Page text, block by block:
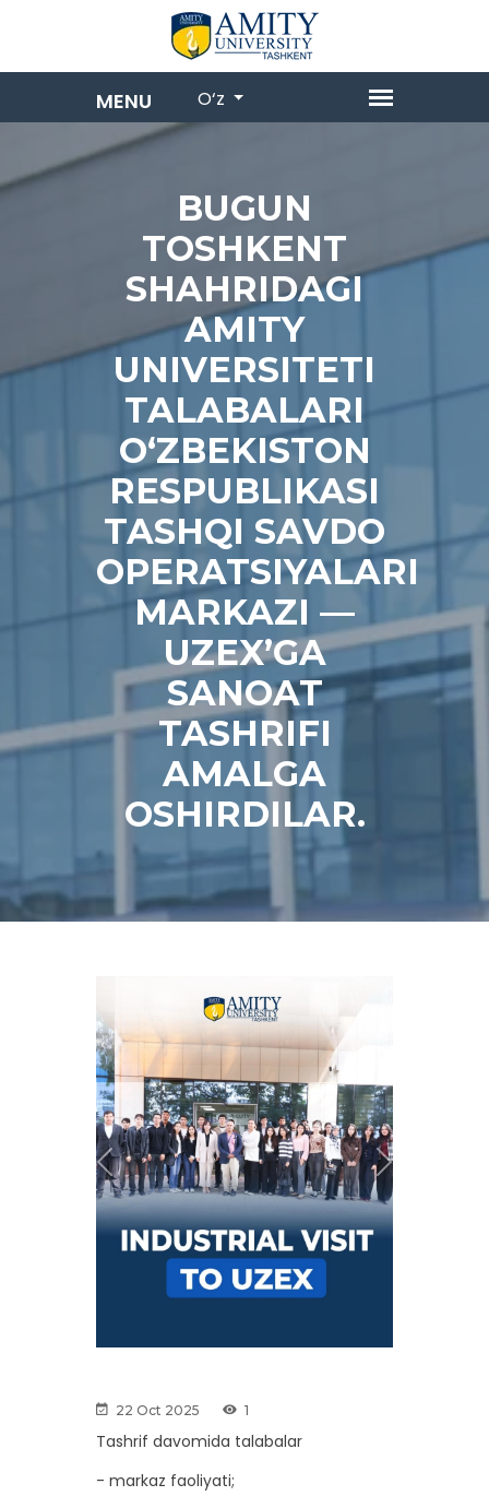
O‘z
BUGUN
TOSHKENT
SHAHRIDAGI
AMITY
UNIVERSITETI
TALABALARI
O‘ZBEKISTON
RESPUBLIKASI
TASHQI SAVDO
OPERATSIYALARI
MARKAZI —
UZEX’GA
SANOAT
TASHRIFI
AMALGA
OSHIRDILAR.
Previous Next
22 Oct 2025 1
Tashrif davomida talabalar
- markaz faoliyati;